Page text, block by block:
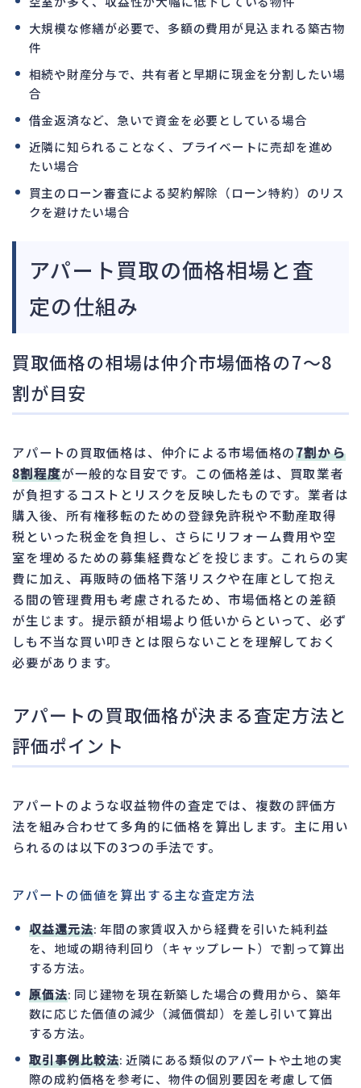
大規模な修繕が必要で、多額の費用が見込まれる築古物
件
相続や財産分与で、共有者と早期に現金を分割したい場
合
借金返済など、急いで資金を必要としている場合
近隣に知られることなく、プライベートに売却を進め
たい場合
買主のローン審査による契約解除（ローン特約）のリス
クを避けたい場合
アパート買取の価格相場と査
定の仕組み
買取価格の相場は仲介市場価格の7〜8
割が目安
アパートの買取価格は、仲介による市場価格の7割から
8割程度が一般的な目安です。この価格差は、買取業者
が負担するコストとリスクを反映したものです。業者は
購入後、所有権移転のための登録免許税や不動産取得
税といった税金を負担し、さらにリフォーム費用や空
室を埋めるための募集経費などを投じます。これらの実
費に加え、再販時の価格下落リスクや在庫として抱え
る間の管理費用も考慮されるため、市場価格との差額
が生じます。提示額が相場より低いからといって、必ず
しも不当な買い叩きとは限らないことを理解しておく
必要があります。
アパートの買取価格が決まる査定方法と
評価ポイント
アパートのような収益物件の査定では、複数の評価方
法を組み合わせて多角的に価格を算出します。主に用い
られるのは以下の3つの手法です。
アパートの価値を算出する主な査定方法
収益還元法: 年間の家賃収入から経費を引いた純利益
を、地域の期待利回り（キャップレート）で割って算出
する方法。
原価法: 同じ建物を現在新築した場合の費用から、築年
数に応じた価値の減少（減価償却）を差し引いて算出
する方法。
取引事例比較法: 近隣にある類似のアパートや土地の実
際の成約価格を参考に、物件の個別要因を考慮して価